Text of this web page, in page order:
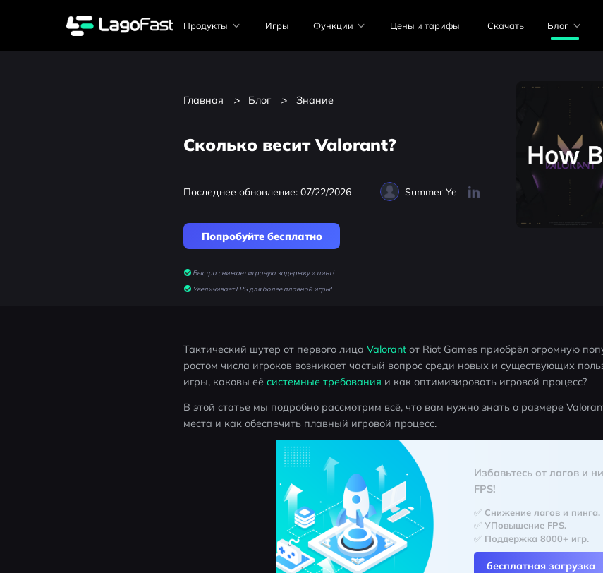
Продукты Игры Функции Цены и тарифы Скачать Блог
Главная > Блог > Знание
Сколько весит Valorant?
Последнее обновление: 07/22/2026 Summer Ye
Попробуйте бесплатно
Быстро снижает игровую задержку и пинг!
Увеличивает FPS для более плавной игры!
Тактический шутер от первого лица Valorant от Riot Games приобрёл огромную
ростом числа игроков возникает частый вопрос среди новых и существующих
игры, каковы её системные требования и как оптимизировать игровой процесс?
В этой статье мы подробно рассмотрим всё, что вам нужно знать о размере
места и как обеспечить плавный игровой процесс.
Избавьтесь от лагов и
FPS!
✅ Снижение лагов и пинга.
✅ УПовышение FPS.
✅ Поддержка 8000+ игр.
бесплатная загрузка